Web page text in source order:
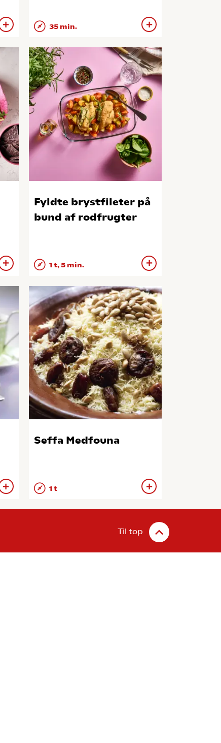
35 min.
Fyldte brystfileter på
bund af rodfrugter
1 t, 5 min.
Seffa Medfouna
1 t
Til top